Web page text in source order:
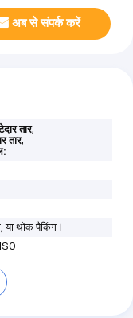
अब से संपर्क करें
तार,
तार,
थोक पैकिंग।